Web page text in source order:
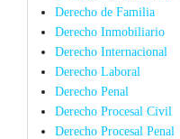
Derecho de Familia
Derecho Inmobiliario
Derecho Internacional
Derecho Laboral
Derecho Penal
Derecho Procesal Civil
Derecho Procesal Penal